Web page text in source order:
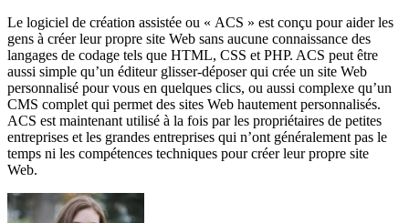
Le logiciel de création assistée ou « ACS » est conçu pour aider les
gens à créer leur propre site Web sans aucune connaissance des
langages de codage tels que HTML, CSS et PHP. ACS peut être
aussi simple qu’un éditeur glisser-déposer qui crée un site Web
personnalisé pour vous en quelques clics, ou aussi complexe qu’un
CMS complet qui permet des sites Web hautement personnalisés.
ACS est maintenant utilisé à la fois par les propriétaires de petites
entreprises et les grandes entreprises qui n’ont généralement pas le
temps ni les compétences techniques pour créer leur propre site
Web.